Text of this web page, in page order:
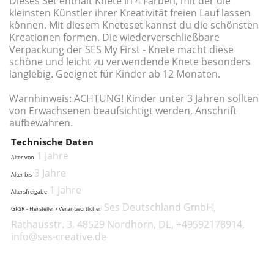
kleinsten Künstler ihrer Kreativität freien Lauf lassen
können. Mit diesem Kneteset kannst du die schönsten
Kreationen formen. Die wiederverschließbare
Verpackung der SES My First - Knete macht diese
schöne und leicht zu verwendende Knete besonders
langlebig. Geeignet für Kinder ab 12 Monaten.
Warnhinweis: ACHTUNG! Kinder unter 3 Jahren sollten
von Erwachsenen beaufsichtigt werden, Anschrift
aufbewahren.
Technische Daten
Alter von 1 Jahre
Alter bis 3 Jahre
Altersfreigabe 1 Jahre
GPSR - Hersteller / Verantwortlicher Ses Deutschland GmbH,
Rathausstr. 3, 48529 Nordhorn, DE, +49592178914,
info@ses-creative.de